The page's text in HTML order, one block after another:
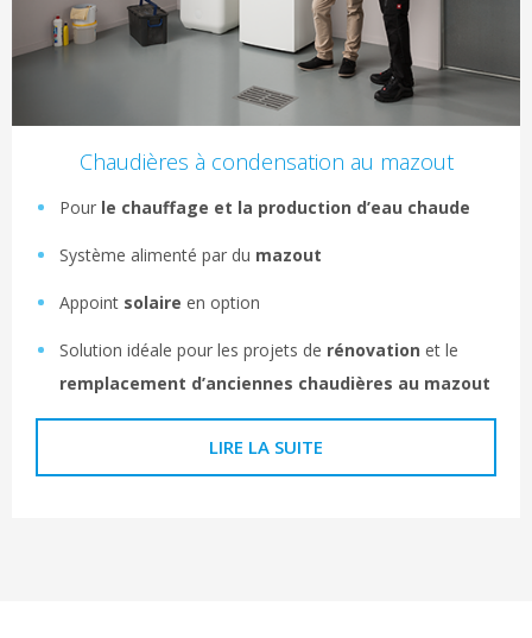
Chaudières à condensation au mazout
Pour le chauffage et la production d’eau chaude
Système alimenté par du mazout
Appoint solaire en option
Solution idéale pour les projets de rénovation et le
remplacement d’anciennes chaudières au mazout
LIRE LA SUITE